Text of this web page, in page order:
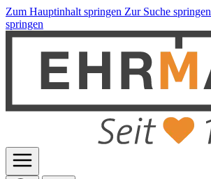
Zum Hauptinhalt springen Zur Suche springen
springen